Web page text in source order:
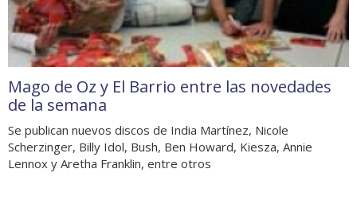
Mago de Oz y El Barrio entre las novedades
de la semana
Se publican nuevos discos de India Martínez, Nicole
Scherzinger, Billy Idol, Bush, Ben Howard, Kiesza, Annie
Lennox y Aretha Franklin, entre otros